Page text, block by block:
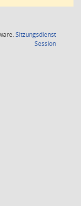
Sitzungsdienst
Session(Wird in